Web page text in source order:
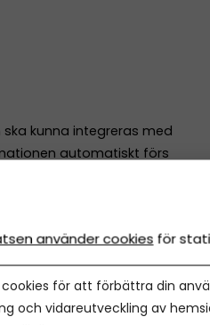
kunna integreras med
automatiskt förs
av
använder cookies för
för att förbättra din
och vidareutveckling av